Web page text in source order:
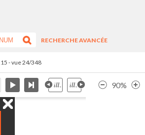
RECHERCHE AVANCÉE
- vue 24/348
90%